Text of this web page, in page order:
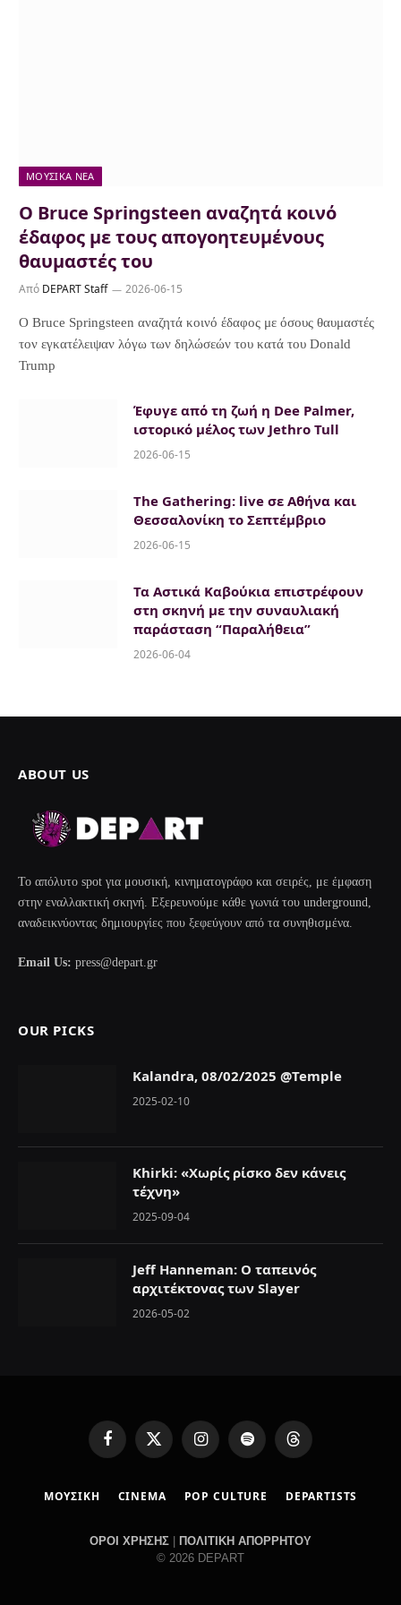
ΜΟΥΣΙΚΆ ΝΈΑ
Ο Bruce Springsteen αναζητά κοινό
έδαφος με τους απογοητευμένους
θαυμαστές του
Από DEPART Staff 2026-06-15
Ο Bruce Springsteen αναζητά κοινό έδαφος με όσους θαυμαστές
τον εγκατέλειψαν λόγω των δηλώσεών του κατά του Donald
Trump
Έφυγε από τη ζωή η Dee Palmer,
ιστορικό μέλος των Jethro Tull
2026-06-15
The Gathering: live σε Αθήνα και
Θεσσαλονίκη το Σεπτέμβριο
2026-06-15
Τα Αστικά Καβούκια επιστρέφουν
στη σκηνή με την συναυλιακή
παράσταση “Παραλήθεια”
2026-06-04
ABOUT US
Το απόλυτο spot για μουσική, κινηματογράφο και σειρές, με έμφαση
στην εναλλακτική σκηνή. Εξερευνούμε κάθε γωνιά του underground,
αναδεικνύοντας δημιουργίες που ξεφεύγουν από τα συνηθισμένα.
Email Us: press@depart.gr
OUR PICKS
Kalandra, 08/02/2025 @Temple
2025-02-10
Khirki: «Χωρίς ρίσκο δεν κάνεις
τέχνη»
2025-09-04
Jeff Hanneman: Ο ταπεινός
αρχιτέκτονας των Slayer
2026-05-02
F
o
X
w
t
I
t
r
a
S
t
y
T
e
s
ΜΟΥΣΙΚΗ CINEMA POP CULTURE DEPARTISTS
ΟΡΟΙ ΧΡΗΣΗΣ
ΠΟΛΙΤΙΚΗ ΑΠΟΡΡΗΤΟΥ
© 2026 DEPART